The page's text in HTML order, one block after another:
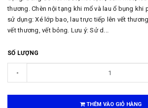
thương. Chèn nội tạng khi mổ và lau ổ bụng khi
sử dụng: Xé lớp bao, lau trực tiếp lên vết
vết thương, vết bỏng. Lưu ý: Sử d...
SỐ LƯỢNG
-
THÊM VÀO GIỎ HÀNG